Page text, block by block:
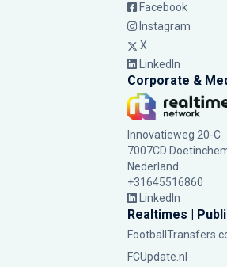
Facebook
Instagram
X
LinkedIn
Corporate &
Innovatieweg 20-C
7007CD
Nederland
+31645516860
LinkedIn
Realtimes |
FCUpdate.nl